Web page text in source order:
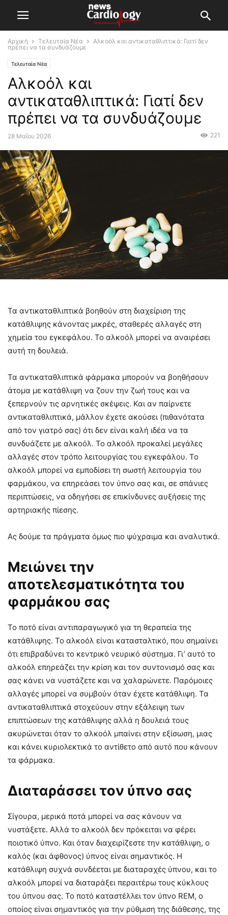
Αρχική Τελευταία Νέα
Αλκοόλ και αντικαταθλιπτικά: Γιατί δεν
πρέπει να τα συνδυάζουμε
Τελευταία Νέα
Αλκοόλ και
αντικαταθλιπτικά: Γιατί δεν
πρέπει να τα συνδυάζουμε
28 Μαΐου 2026 221
Τα αντικαταθλιπτικά βοηθούν στη διαχείριση της
κατάθλιψης κάνοντας μικρές, σταθερές αλλαγές στη
χημεία του εγκεφάλου. Το αλκοόλ μπορεί να αναιρέσει
αυτή τη δουλειά.
Τα αντικαταθλιπτικά φάρμακα μπορούν να βοηθήσουν
άτομα με κατάθλιψη να ζουν την ζωή τους και να
ξεπερνούν τις αρνητικές σκέψεις. Και αν παίρνετε
αντικαταθλιπτικά, μάλλον έχετε ακούσει (πιθανότατα
από τον γιατρό σας) ότι δεν είναι καλή ιδέα να τα
συνδυάζετε με αλκοόλ. Το αλκοόλ προκαλεί μεγάλες
αλλαγές στον τρόπο λειτουργίας του εγκεφάλου. Το
αλκοόλ μπορεί να εμποδίσει τη σωστή λειτουργία του
φαρμάκου, να επηρεάσει τον ύπνο σας και, σε σπάνιες
περιπτώσεις, να οδηγήσει σε επικίνδυνες αυξήσεις της
αρτηριακής πίεσης.
Ας δούμε τα πράγματα όμως πιο ψύχραιμα και αναλυτικά.
Μειώνει την
αποτελεσματικότητα του
φαρμάκου σας
Το ποτό είναι αντιπαραγωγικό για τη θεραπεία της
κατάθλιψης. Το αλκοόλ είναι κατασταλτικό, που σημαίνει
ότι επιβραδύνει το κεντρικό νευρικό σύστημα. Γι’ αυτό το
αλκοόλ επηρεάζει την κρίση και τον συντονισμό σας και
σας κάνει να νυστάζετε και να χαλαρώνετε. Παρόμοιες
αλλαγές μπορεί να συμβούν όταν έχετε κατάθλιψη. Τα
αντικαταθλιπτικά στοχεύουν στην εξάλειψη των
επιπτώσεων της κατάθλιψης αλλά η δουλειά τους
ακυρώνεται όταν το αλκοόλ μπαίνει στην εξίσωση, μιας
και κάνει κυριολεκτικά το αντίθετο από αυτό που κάνουν
τα φάρμακα.
Διαταράσσει τον ύπνο σας
Σίγουρα, μερικά ποτά μπορεί να σας κάνουν να
νυστάξετε. Αλλά το αλκοόλ δεν πρόκειται να φέρει
ποιοτικό ύπνο. Και όταν διαχειρίζεστε την κατάθλιψη, ο
καλός (και άφθονος) ύπνος είναι σημαντικός. Η
κατάθλιψη συχνά συνδέεται με διαταραχές ύπνου, και το
αλκοόλ μπορεί να διαταράξει περαιτέρω τους κύκλους
του ύπνου σας. Το ποτό καταστέλλει τον ύπνο REM, ο
οποίος είναι σημαντικός για την ρύθμιση της διάθεσης, της